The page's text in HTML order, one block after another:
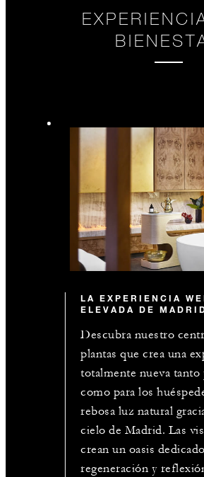
LA EXPERIENCIA
ELEVADA DE
Descubra nuestro
plantas que crea una
totalmente nueva tanto
como para los
rebosa luz natural
cielo de Madrid. Las
crean un oasis
regeneración y